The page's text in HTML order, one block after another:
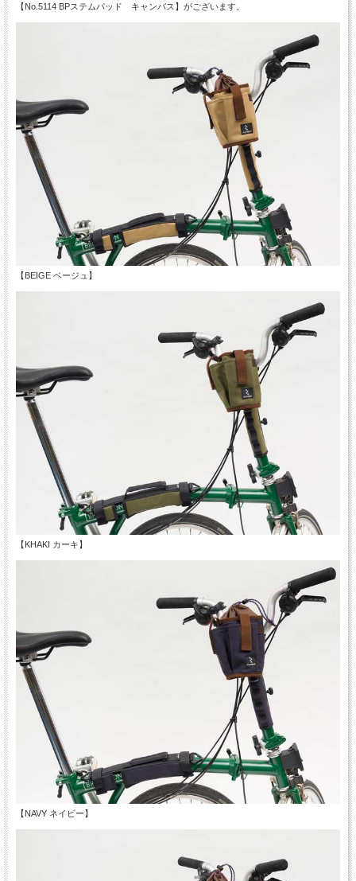
【No.5114 BPステムパッド キャンバス】がございます。
【BEIGE ベージュ】
【KHAKI カーキ】
【NAVY ネイビー】